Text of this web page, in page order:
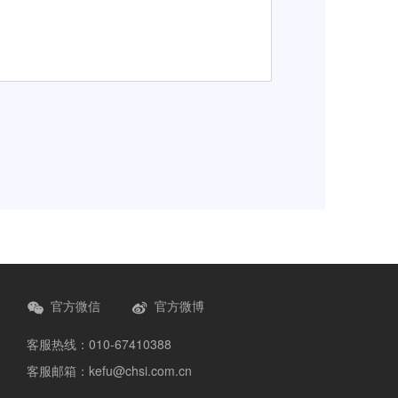
官方微信 官方微博
客服热线：010-67410388
客服邮箱：kefu@chsi.com.cn